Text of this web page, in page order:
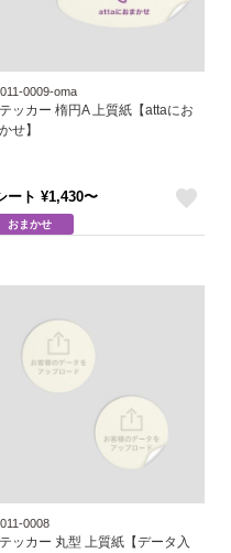
0009-oma
ッカー 楕円A 上質紙【attaにお
せ】
ート ¥1,430〜
おまかせ
0008
ッカー 丸型 上質紙【データ入